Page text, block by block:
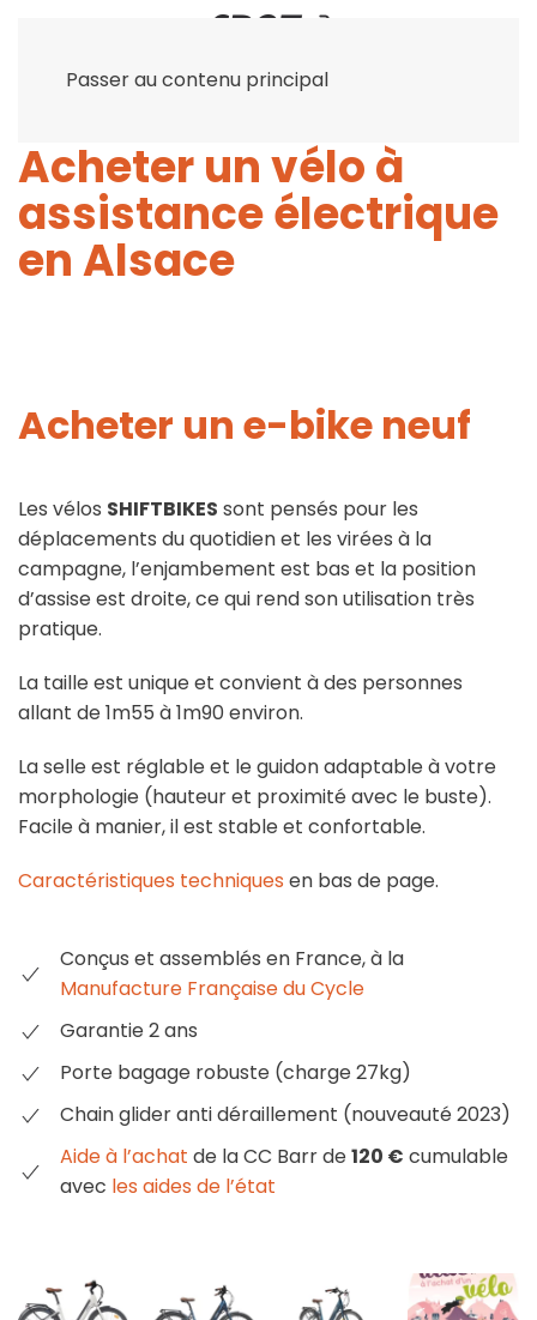
Passer au contenu principal
Acheter un vélo à
assistance électrique
en Alsace
Acheter un e-bike neuf
Les vélos SHIFTBIKES sont pensés pour les
déplacements du quotidien et les virées à la
campagne, l’enjambement est bas et la position
d’assise est droite, ce qui rend son utilisation très
pratique.
La taille est unique et convient à des personnes
allant de 1m55 à 1m90 environ.
La selle est réglable et le guidon adaptable à votre
morphologie (hauteur et proximité avec le buste).
Facile à manier, il est stable et confortable.
Caractéristiques techniques en bas de page.
Conçus et assemblés en France, à la
Manufacture Française du Cycle
Garantie 2 ans
Porte bagage robuste (charge 27kg)
Chain glider anti déraillement (nouveauté 2023)
Aide à l’achat de la CC Barr de120 € cumulable
avec les aides de l’état